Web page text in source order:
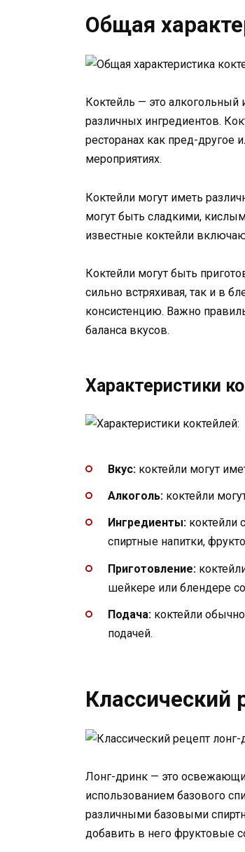
Общая
Коктейль — это алкогольный
различных ингредиентов.
ресторанах как пред-другое
мероприятиях.
Коктейли могут иметь
могут быть сладкими,
известные коктейли
Коктейли могут быть
сильно встряхивая, так и в
консистенцию. Важно
баланса вкусов.
Характеристики
Вкус: коктейли могут
Алкоголь: коктейли
Ингредиенты: коктейли
спиртные напитки,
Приготовление:
шейкере или блендере
Подача: коктейли
подачей.
Классический
Лонг-дринк — это
использованием базового
различными базовыми
добавить в него фруктовые